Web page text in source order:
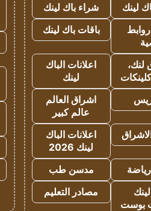
لينك
شراء باك لينك
باقات باك لينك
لنك،
اعلانات الباك
لينك
اشراق العالم
عالم كبير
اعلانات الباك
لينك 2026
مدسن طب
بوست
مصادر التعليم